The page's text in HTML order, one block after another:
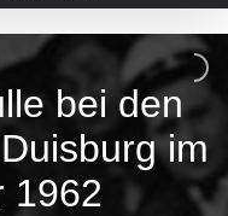
bei den
im
1962